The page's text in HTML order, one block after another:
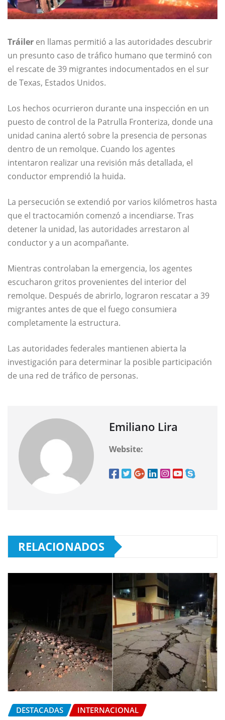
Tráiler en llamas permitió a las autoridades descubrir
un presunto caso de tráfico humano que terminó con
el rescate de 39 migrantes indocumentados en el sur
de Texas, Estados Unidos.
Los hechos ocurrieron durante una inspección en un
puesto de control de la Patrulla Fronteriza, donde una
unidad canina alertó sobre la presencia de personas
dentro de un remolque. Cuando los agentes
intentaron realizar una revisión más detallada, el
conductor emprendió la huida.
La persecución se extendió por varios kilómetros hasta
que el tractocamión comenzó a incendiarse. Tras
detener la unidad, las autoridades arrestaron al
conductor y a un acompañante.
Mientras controlaban la emergencia, los agentes
escucharon gritos provenientes del interior del
remolque. Después de abrirlo, lograron rescatar a 39
migrantes antes de que el fuego consumiera
completamente la estructura.
Las autoridades federales mantienen abierta la
investigación para determinar la posible participación
de una red de tráfico de personas.
Emiliano Lira
Website:
RELACIONADOS
DESTACADAS INTERNACIONAL